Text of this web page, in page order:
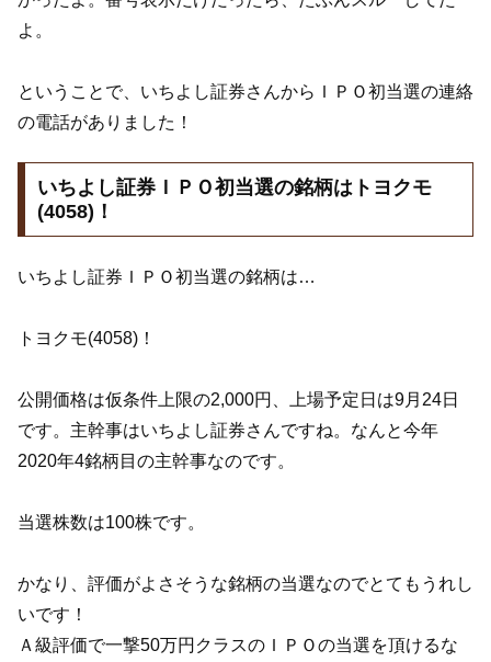
よ。
ということで、いちよし証券さんからＩＰＯ初当選の連絡
の電話がありました！
いちよし証券ＩＰＯ初当選の銘柄はトヨクモ
(4058)！
いちよし証券ＩＰＯ初当選の銘柄は…
トヨクモ(4058)！
公開価格は仮条件上限の2,000円、上場予定日は9月24日
です。主幹事はいちよし証券さんですね。なんと今年
2020年4銘柄目の主幹事なのです。
当選株数は100株です。
かなり、評価がよさそうな銘柄の当選なのでとてもうれし
いです！
Ａ級評価で一撃50万円クラスのＩＰＯの当選を頂けるな